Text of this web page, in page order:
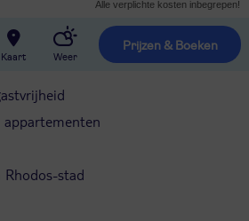
Alle verplichte kosten inbegrepen!
Kaart Weer
Prijzen & Boeken
stad